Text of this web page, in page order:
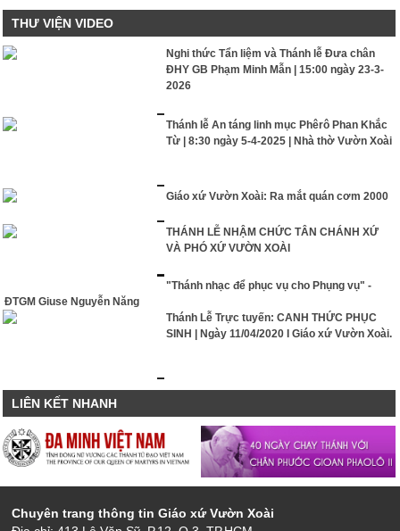
THƯ VIỆN VIDEO
Nghi thức Tẩn liệm và Thánh lễ Đưa chân
ĐHY GB Phạm Minh Mẫn | 15:00 ngày 23-3-
2026
Thánh lễ An táng linh mục Phêrô Phan Khắc
Từ | 8:30 ngày 5-4-2025 | Nhà thờ Vườn Xoài
Giáo xứ Vườn Xoài: Ra mắt quán cơm 2000
THÁNH LỄ NHẬM CHỨC TÂN CHÁNH XỨ
VÀ PHÓ XỨ VƯỜN XOÀI
"Thánh nhạc để phục vụ cho Phụng vụ" -
ĐTGM Giuse Nguyễn Năng
Thánh Lễ Trực tuyến: CANH THỨC PHỤC
SINH | Ngày 11/04/2020 I Giáo xứ Vườn Xoài.
LIÊN KẾT NHANH
Chuyên trang thông tin Giáo xứ Vườn Xoài